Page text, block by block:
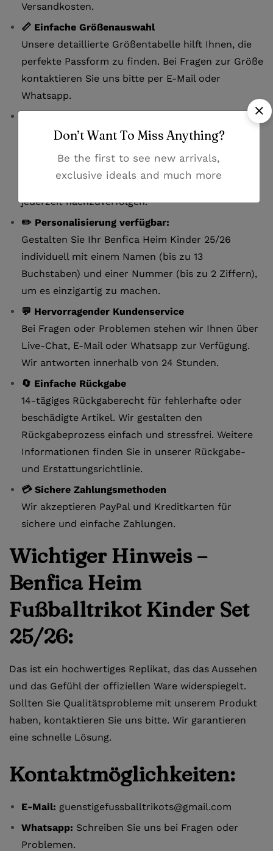
Versandkosten.
📏 Einfache Größenauswahl
Unsere detaillierte Größentabelle hilft Ihnen, die
perfekte Passform zu finden. Bei Fragen zur Größe
kontaktieren Sie uns bitte per E-Mail oder
Whatsapp.
Erhalten Sie Ihr Trikot innerhalb von 7-12
jederzeit nachzuverfolgen.
✏️ Personalisierung verfügbar:
Gestalten Sie Ihr Benfica Heim Kinder 25/26
individuell mit einem Namen (bis zu 13
Buchstaben) und einer Nummer (bis zu 2 Ziffern),
um es einzigartig zu machen.
💬 Hervorragender Kundenservice
Bei Fragen oder Problemen stehen wir Ihnen über
Live-Chat, E-Mail oder Whatsapp zur Verfügung.
Wir antworten innerhalb von 24 Stunden.
🔄 Einfache Rückgabe
14-tägiges Rückgaberecht für fehlerhafte oder
beschädigte Artikel. Wir gestalten den
Rückgabeprozess einfach und stressfrei. Weitere
Informationen finden Sie in unserer Rückgabe-
und Erstattungsrichtlinie.
💳 Sichere Zahlungsmethoden
Wir akzeptieren PayPal und Kreditkarten für
sichere und einfache Zahlungen.
Wichtiger Hinweis –
Benfica Heim
Fußballtrikot Kinder Set
25/26:
Das ist ein hochwertiges Replikat, das das Aussehen
und das Gefühl der offiziellen Ware widerspiegelt.
Sollten Sie Qualitätsprobleme mit unserem Produkt
haben, kontaktieren Sie uns bitte. Wir garantieren
eine schnelle Lösung.
Kontaktmöglichkeiten:
E-Mail: guenstigefussballtrikots@gmail.com
Whatsapp: Schreiben Sie uns bei Fragen oder
Problemen.
Don’t Want To Miss Anything?
Be the first to see new arrivals,
exclusive ideals and much more